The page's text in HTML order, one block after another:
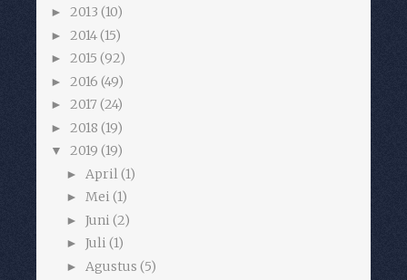
► 2013 (10)
► 2014(15)
► 2015 (92)
► 2016 (49)
► 2017 (24)
► 2018 (19)
▼ 2019 (19)
► April(1)
► Mei (1)
► Juni (2)
► Juli (1)
► Agustus (5)